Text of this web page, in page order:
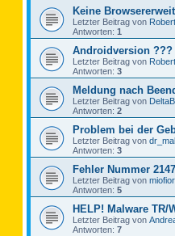
Keine
Letzter Beitrag von
Antworten: 1
Androidversion ???
Letzter Beitrag von
Antworten: 3
Meldung nach
Letzter Beitrag von
Antworten: 2
Problem bei der
Letzter Beitrag von
Antworten: 3
Fehler Nummer
Letzter Beitrag von
Antworten: 5
HELP! Malware
Letzter Beitrag von
Antworten: 7